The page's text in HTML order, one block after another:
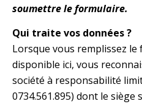
soumettre le formulaire.
Qui traite vos données ?
Lorsque vous remplissez
disponible ici, vous
société à responsabilité
0734.561.895) dont le siège